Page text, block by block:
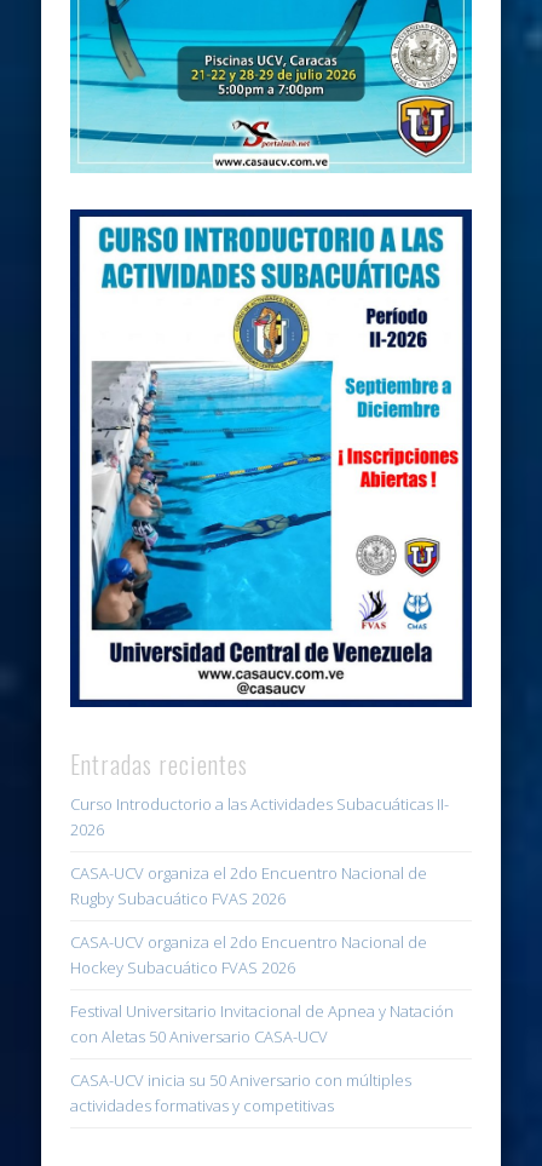
Entradas recientes
Curso Introductorio a las Actividades Subacuáticas II-
2026
CASA-UCV organiza el 2do Encuentro Nacional de
Rugby Subacuático FVAS 2026
CASA-UCV organiza el 2do Encuentro Nacional de
Hockey Subacuático FVAS 2026
Festival Universitario Invitacional de Apnea y Natación
con Aletas 50 Aniversario CASA-UCV
CASA-UCV inicia su 50 Aniversario con múltiples
actividades formativas y competitivas